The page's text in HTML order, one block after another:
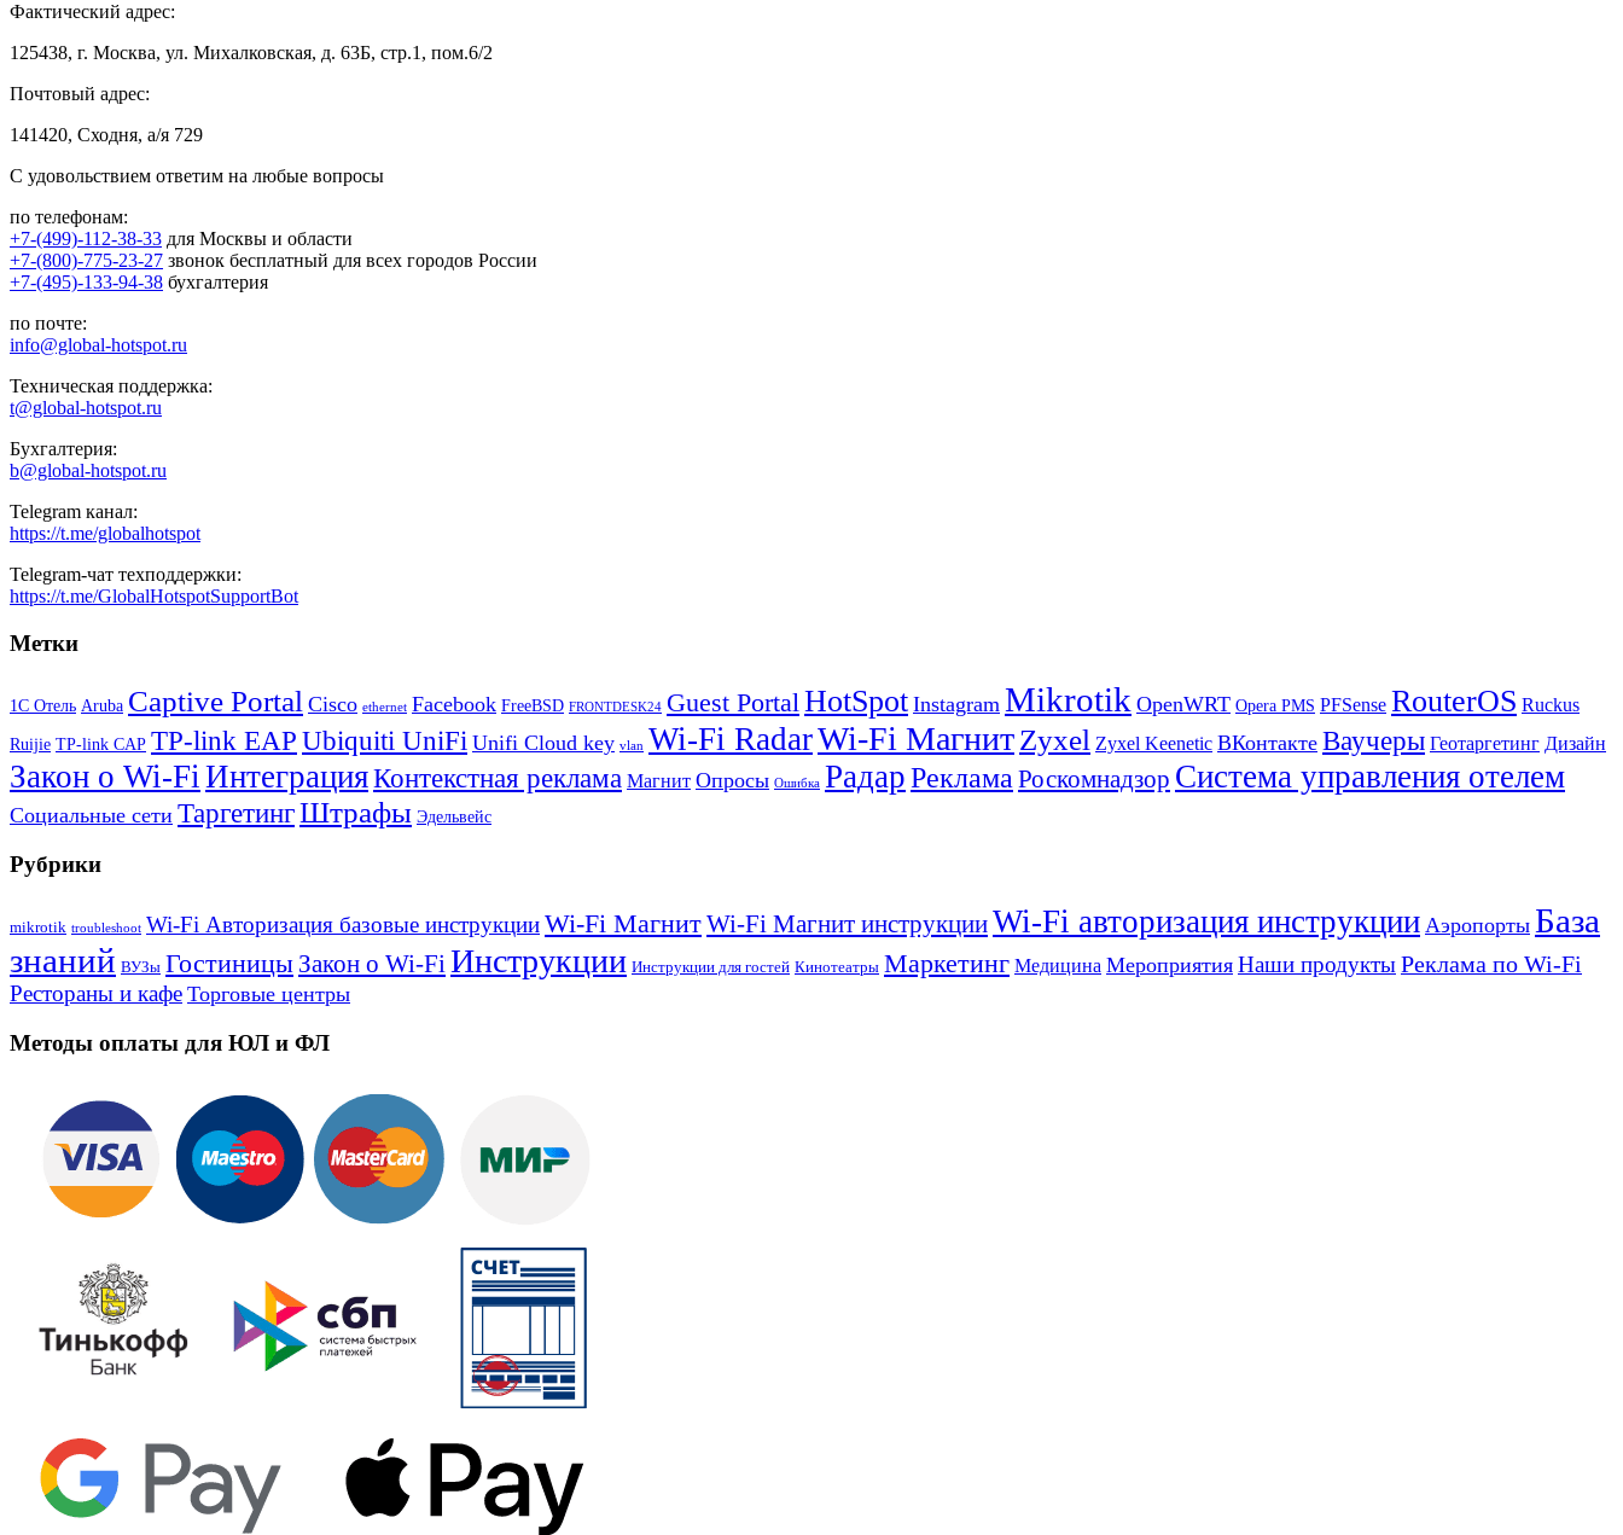
Фактический адрес:
125438, г. Москва, ул. Михалковская, д. 63Б, стр.1, пом.6/2
Почтовый адрес:
141420, Сходня, а/я 729
С удовольствием ответим на любые вопросы
по телефонам:
+7-(499)-112-38-33 для Москвы и области
+7-(800)-775-23-27 звонок бесплатный для всех городов России
+7-(495)-133-94-38 бухгалтерия
по почте:
info@global-hotspot.ru
Техническая поддержка:
t@global-hotspot.ru
Бухгалтерия:
b@global-hotspot.ru
Telegram канал:
https://t.me/globalhotspot
Telegram-чат техподдержки:
https://t.me/GlobalHotspotSupportBot
Метки
1С Отель Aruba Captive Portal Cisco ethernet Facebook FreeBSD FRONTDESK24 Guest Portal HotSpot Instagram Mikrotik OpenWRT Opera PMS PFSense RouterOS Ruckus
Ruijie TP-link CAP TP-link EAP Ubiquiti UniFi Unifi Cloud key vlan Wi-Fi RadarWi-Fi МагнитZyxel Zyxel Keenetic ВКонтакте Ваучеры Геотаргетинг Дизайн
Закон о Wi-Fi ИнтеграцияКонтекстная реклама Магнит Опросы Ошибка РадарРеклама Роскомнадзор Система управления отелем
Социальные сети ТаргетингШтрафы Эдельвейс
Рубрики
mikrotik troubleshoot Wi-Fi Авторизация базовые инструкцииWi-Fi МагнитWi-Fi Магнит инструкцииWi-Fi авторизация инструкции Аэропорты База
знаний ВУЗы Гостиницы Закон о Wi-FiИнструкции Инструкции для гостей Кинотеатры Маркетинг Медицина Мероприятия Наши продуктыРеклама по Wi-Fi
Рестораны и кафе Торговые центры
Методы оплаты для ЮЛ и ФЛ